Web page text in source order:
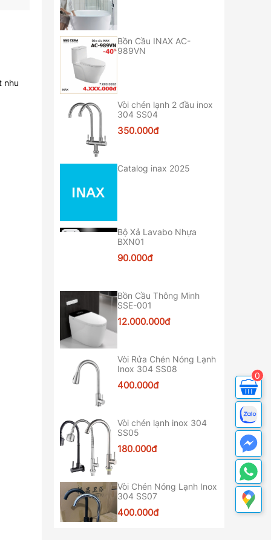
nhu
Bồn Cầu INAX AC-
989VN
Vòi chén lạnh 2 đầu inox
304 SS04
350.000đ
Catalog inax 2025
Bộ Xả Lavabo Nhựa
BXN01
90.000đ
Bồn Cầu Thông Minh
SSE-001
12.000.000đ
Vòi Rửa Chén Nóng Lạnh
Inox 304 SS08
400.000đ
Vòi chén lạnh inox 304
SS05
180.000đ
Vòi Chén Nóng Lạnh Inox
304 SS07
400.000đ
0